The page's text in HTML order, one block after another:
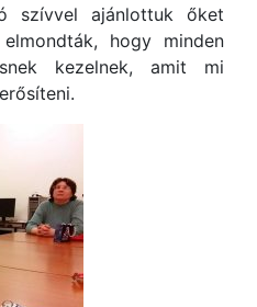
szívvel ajánlottuk őket
hogy minden
kezelnek, amit mi